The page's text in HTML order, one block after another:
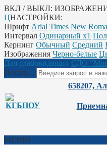
ВКЛ / ВЫКЛ:
ЦНАСТРОЙКИ:
Шрифт Arial Times New
Интервал Одинарный х1
Кернинг Обычный Средний
Изображения Черно-белые
Для слабовидящих СДО
Искать...
658207,
МЕНЮ